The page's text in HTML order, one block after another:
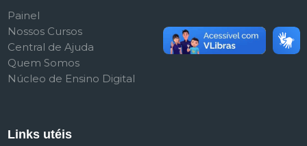
Painel
Nossos Cursos
Central de Ajuda
Quem Somos
Núcleo de Ensino Digital
Links utéis